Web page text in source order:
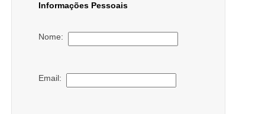
Informações Pessoais
Nome:
Email: